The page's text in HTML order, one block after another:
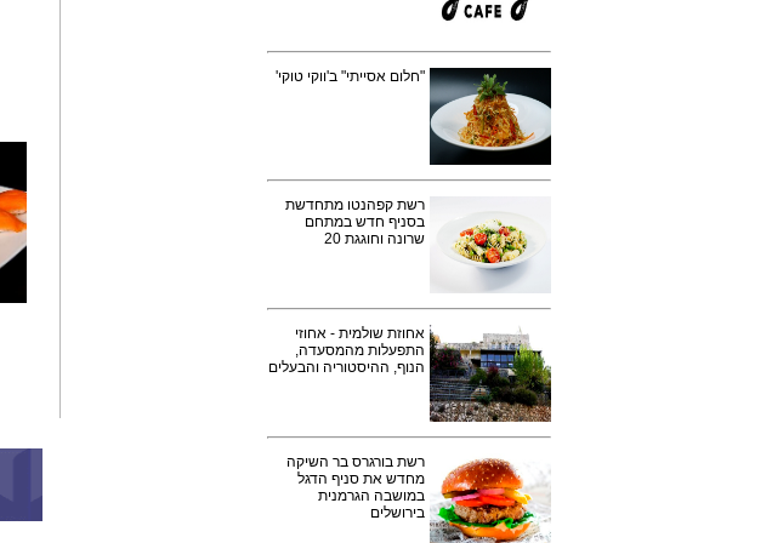
"חלום אסייתי" ב'ווקי טוקי'
רשת קפהנטו מתחדשת
בסניף חדש במתחם
שרונה וחוגגת 20
אחוזת שולמית - אחוזי
התפעלות מהמסעדה,
הנוף, ההיסטוריה והבעלים
רשת בורגרס בר השיקה
מחדש את סניף הדגל
במושבה הגרמנית
בירושלים